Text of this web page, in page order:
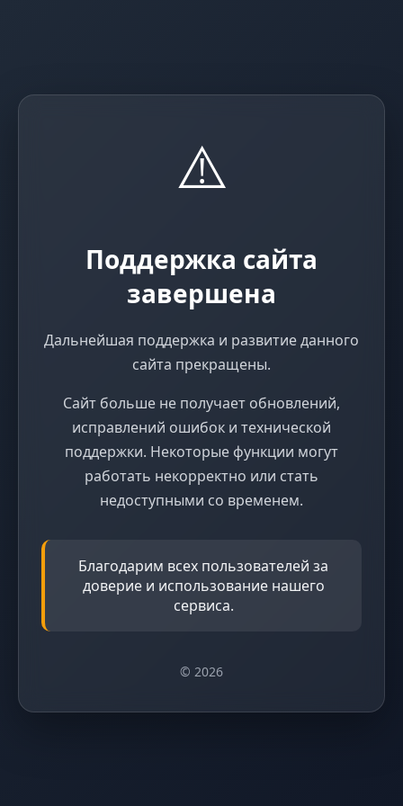
⚠️
Поддержка сайта
завершена
Дальнейшая поддержка и развитие данного
сайта прекращены.
Сайт больше не получает обновлений,
исправлений ошибок и технической
поддержки. Некоторые функции могут
работать некорректно или стать
недоступными со временем.
Благодарим всех пользователей за
доверие и использование нашего
сервиса.
© 2026